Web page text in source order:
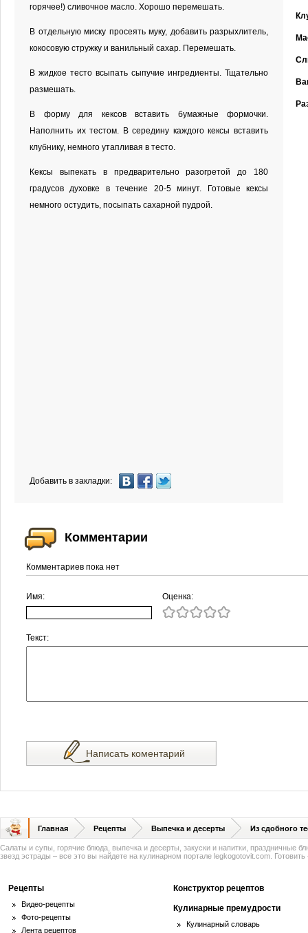
горячее!) сливочное масло. Хорошо перемешать.
В отдельную миску просеять муку, добавить разрыхлитель,
кокосовую стружку и ванильный сахар. Перемешать.
В жидкое тесто всыпать сыпучие ингредиенты. Тщательно
размешать.
В форму для кексов вставить бумажные формочки.
Наполнить их тестом. В середину каждого кексы вставить
клубнику, немного утапливая в тесто.
Кексы выпекать в предварительно разогретой до 180
градусов духовке в течение 20-5 минут. Готовые кексы
немного остудить, посыпать сахарной пудрой.
Добавить в закладки:
Комментарии
Комментариев пока нет
Имя: Оценка:
Текст:
Написать коментарий
Главная Рецепты Выпечка и десерты Из сдобного
Салаты и супы, горячие блюда, выпечка и десерты, закуски и напитки, праздничные
звезд эстрады – все это вы найдете на кулинарном портале legkogotovit.com. Готовить
Рецепты
Видео-рецепты
Фото-рецепты
Лента рецептов
Конструктор рецептов
Кулинарные премудрости
Кулинарный словарь